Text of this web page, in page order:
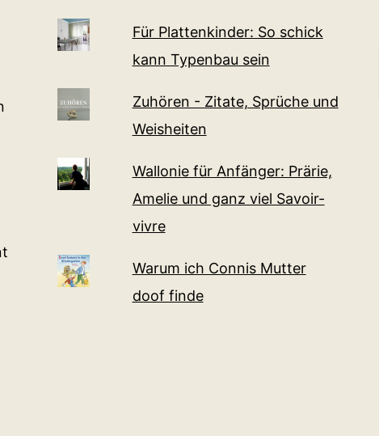
Für Plattenkinder: So schick
kann Typenbau sein
Zuhören - Zitate, Sprüche und
Weisheiten
Wallonie für Anfänger: Prärie,
Amelie und ganz viel Sa­voir-
vi­v­re
Warum ich Connis Mutter
doof finde